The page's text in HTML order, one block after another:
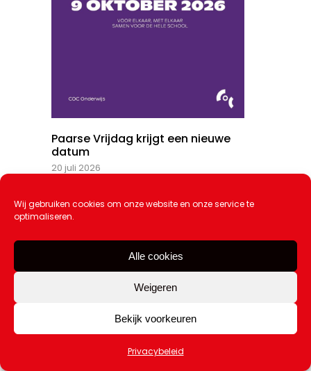
Wij gebruiken cookies om onze website en onze service te
optimaliseren.
Alle cookies
Weigeren
Bekijk voorkeuren
Privacybeleid
Paarse Vrijdag krijgt een nieuwe
datum
20 juli 2026